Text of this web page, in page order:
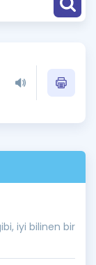
iyi bilinen bir